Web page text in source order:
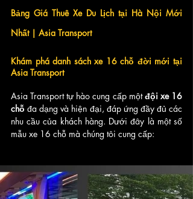
Bảng Giá Thuê Xe Du Lịch tại Hà Nội Mới
Nhất | Asia Transport
Khám phá danh sách xe 16 chỗ đời mới tại
Asia Transport
Asia Transport tự hào cung cấp một đội xe 16
chỗ đa dạng và hiện đại, đáp ứng đầy đủ các
nhu cầu của khách hàng. Dưới đây là một số
mẫu xe 16 chỗ mà chúng tôi cung cấp: